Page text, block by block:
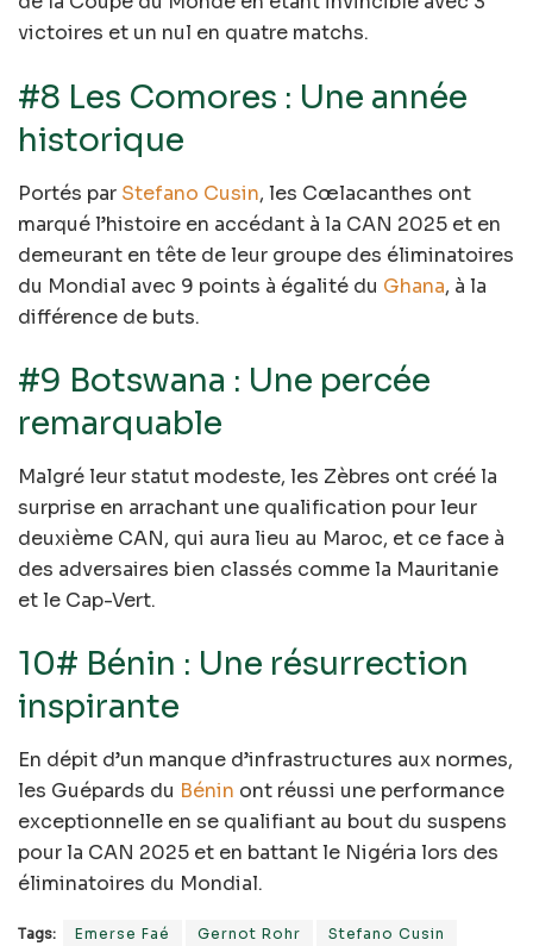
victoires et un nul en quatre matchs.
#8 Les Comores : Une année
historique
Portés par Stefano Cusin, les Cœlacanthes ont
marqué l’histoire en accédant à la CAN 2025 et en
demeurant en tête de leur groupe des éliminatoires
du Mondial avec 9 points à égalité du Ghana, à la
différence de buts.
#9 Botswana : Une percée
remarquable
Malgré leur statut modeste, les Zèbres ont créé la
surprise en arrachant une qualification pour leur
deuxième CAN, qui aura lieu au Maroc, et ce face à
des adversaires bien classés comme la Mauritanie
et le Cap-Vert.
10# Bénin : Une résurrection
inspirante
En dépit d’un manque d’infrastructures aux normes,
les Guépards du Bénin ont réussi une performance
exceptionnelle en se qualifiant au bout du suspens
pour la CAN 2025 et en battant le Nigéria lors des
éliminatoires du Mondial.
Tags: Emerse Faé Gernot Rohr
Stefano Cusin